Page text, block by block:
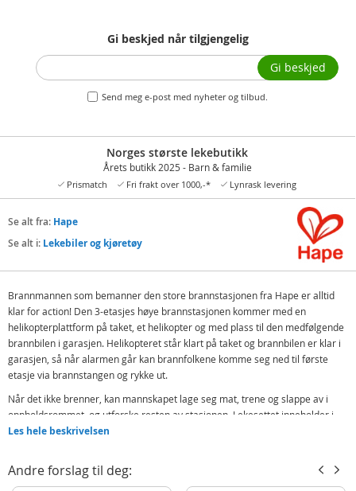
Gi beskjed når tilgjengelig
Send meg e-post med nyheter og tilbud.
Gi beskjed
Norges største lekebutikk
Årets butikk 2025 - Barn & familie
Prismatch Fri frakt over 1000,-* Lynrask levering
Se alt fra: Hape
Se alt i: Lekebiler og kjøretøy
Brannmannen som bemanner den store brannstasjonen fra Hape er alltid
klar for action! Den 3-etasjes høye brannstasjonen kommer med en
helikopterplattform på taket, et helikopter og med plass til den medfølgende
brannbilen i garasjen. Helikopteret står klart på taket og brannbilen er klar i
garasjen, så når alarmen går kan brannfolkene komme seg ned til første
etasje via brannstangen og rykke ut.
Når det ikke brenner, kan mannskapet lage seg mat, trene og slappe av i
oppholdsrommet, og utforske resten av stasjonen. Lekesettet inneholder i
tillegg en hundefigur, flammer og andre spennende detaljer og tilbehør som
Med lys og lyd.
Les hele beskrivelsen
Andre forslag til deg: